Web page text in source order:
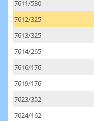
7611/530
7612/325
7613/325
7614/265
7616/176
7619/176
7623/352
7624/162